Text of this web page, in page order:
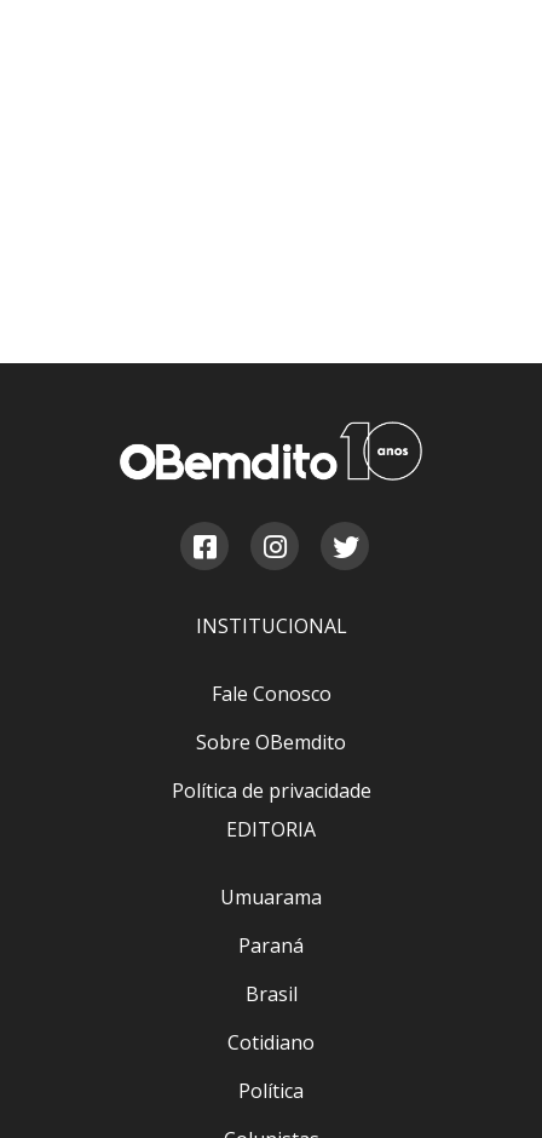
INSTITUCIONAL
Fale Conosco
Sobre OBemdito
Política de privacidade
EDITORIA
Umuarama
Paraná
Brasil
Cotidiano
Política